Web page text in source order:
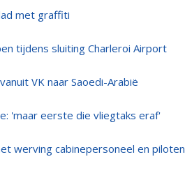
met graffiti
tijdens sluiting Charleroi Airport
VK naar Saoedi-Arabië
'maar eerste die vliegtaks eraf'
werving cabinepersoneel en piloten